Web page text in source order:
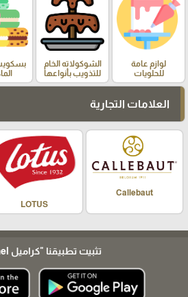
لوازم عامة
للحلويات
الشوكولاته الخام
للتذويب بأنواعها
العلامات التجارية
Callebaut
LOTUS
تثبيت تطبيقنا "كراميل Caramel"